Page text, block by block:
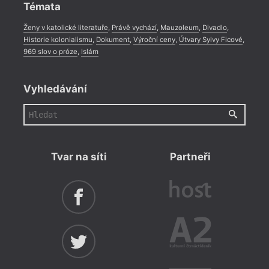
Témata
Ženy v katolické literatuře, Právě vychází, Mauzoleum, Divadlo,
Historie kolonialismu, Dokument, Výroční ceny, Útvary Sylvy Ficové,
969 slov o próze, Islám
Vyhledávání
Tvar na síti Partneři